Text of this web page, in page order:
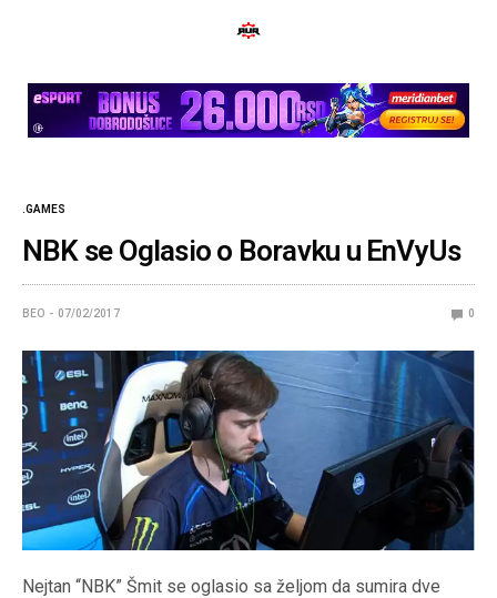
.GAMES
NBK se Oglasio o Boravku u EnVyUs
BEO 07/02/2017 0
Nejtan “NBK” Šmit se oglasio sa željom da sumira dve